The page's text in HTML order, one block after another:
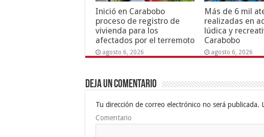
Inició en Carabobo
proceso de registro de
vivienda para los
afectados por el terremoto
agosto 6, 2026
Más de 6 mil
realizadas en
lúdica y
Carabobo
agosto 6, 2026
Deja un comentario
Tu dirección de correo electrónico no será publicada.
Comentario